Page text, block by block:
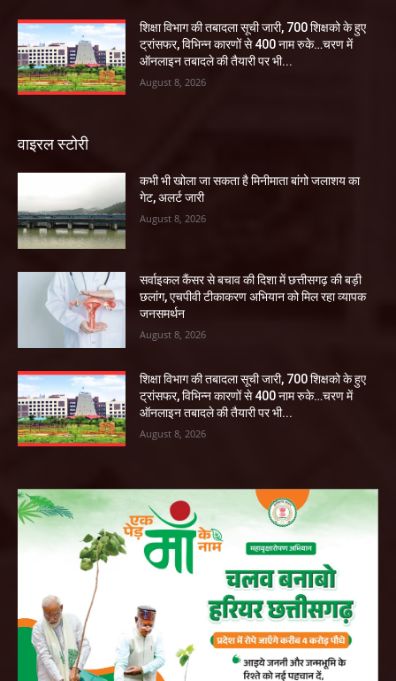
शिक्षा विभाग की तबादला सूची जारी, 700 शिक्षको के हुए
ट्रांसफर, विभिन्न कारणों से 400 नाम रुके…चरण में
ऑनलाइन तबादले की तैयारी पर भी...
August 8, 2026
वाइरल स्टोरी
कभी भी खोला जा सकता है मिनीमाता बांगो जलाशय का
गेट, अलर्ट जारी
August 8, 2026
सर्वाइकल कैंसर से बचाव की दिशा में छत्तीसगढ़ की बड़ी
छलांग, एचपीवी टीकाकरण अभियान को मिल रहा व्यापक
जनसमर्थन
August 8, 2026
शिक्षा विभाग की तबादला सूची जारी, 700 शिक्षको के हुए
ट्रांसफर, विभिन्न कारणों से 400 नाम रुके…चरण में
ऑनलाइन तबादले की तैयारी पर भी...
August 8, 2026